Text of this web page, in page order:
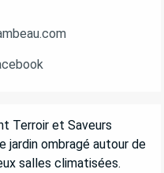
Terroir et Saveurs
jardin ombragé autour de
salles climatisées.